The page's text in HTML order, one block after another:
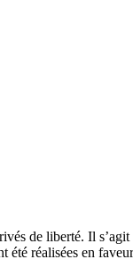
de liberté. Il
réalisées en